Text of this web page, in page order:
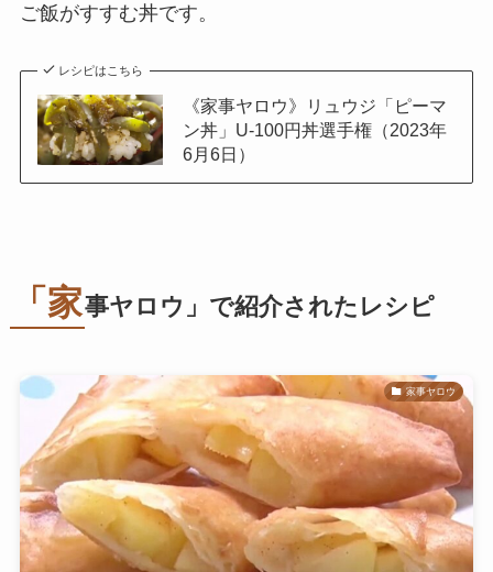
ご飯がすすむ丼です。
レシピはこちら
《家事ヤロウ》リュウジ「ピーマ
ン丼」U-100円丼選手権（2023年
6月6日）
「家事ヤロウ」で紹介されたレシピ
家事ヤロウ